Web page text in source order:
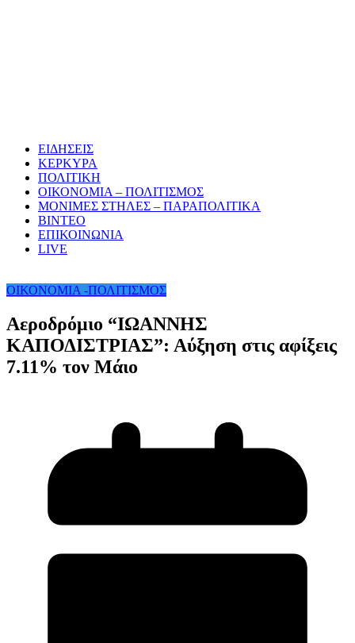
ΕΙΔΗΣΕΙΣ
ΚΕΡΚΥΡΑ
ΠΟΛΙΤΙΚΗ
ΟΙΚΟΝΟΜΙΑ – ΠΟΛΙΤΙΣΜΟΣ
ΜΟΝΙΜΕΣ ΣΤΗΛΕΣ – ΠΑΡΑΠΟΛΙΤΙΚΑ
ΒΙΝΤΕΟ
ΕΠΙΚΟΙΝΩΝΙΑ
LIVE
ΟΙΚΟΝΟΜΙΑ -ΠΟΛΙΤΙΣΜΟΣ
Αεροδρόμιο “ΙΩΑΝΝΗΣ
ΚΑΠΟΔΙΣΤΡΙΑΣ”: Αύξηση στις αφίξεις
7.11% τον Μάιο